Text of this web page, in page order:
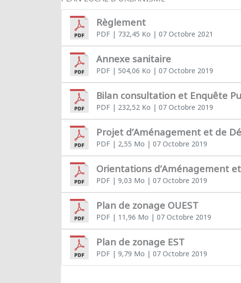
Règlement
PDF| 732,45 Ko | 07 Octobre 2021
Annexe sanitaire
PDF| 504,06 Ko | 07 Octobre 2019
Bilan consultation et Enquête
PDF| 232,52 Ko | 07 Octobre 2019
Projet d’Aménagement et de
PDF| 2,55 Mo | 07 Octobre 2019
Orientations d’Aménagement
PDF| 9,03 Mo | 07 Octobre 2019
Plan de zonage OUEST
PDF| 11,96 Mo | 07 Octobre 2019
Plan de zonage EST
PDF| 9,79 Mo | 07 Octobre 2019